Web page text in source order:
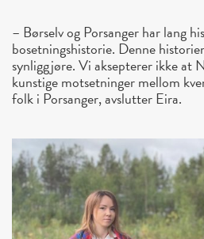
– Børselv og Porsanger har lang
bosetningshistorie. Denne
synliggjøre. Vi aksepterer ikke at
kunstige motsetninger mellom
folk i Porsanger, avslutter Eira.